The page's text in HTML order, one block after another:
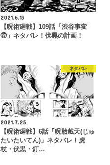
2021.6.13
【呪術廻戦】109話「渋谷事変
㉗」ネタバレ！伏黒の計画！
ネタバレ
2021.7.25
【呪術廻戦】6話「呪胎戴天(じゅ
たいたいてん)」ネタバレ！虎
杖・伏黒・釘…